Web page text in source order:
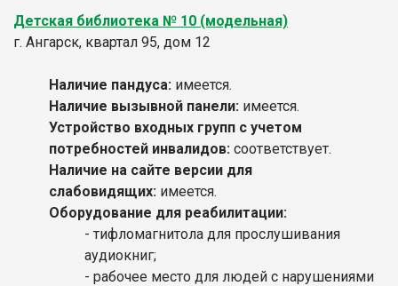
Детская библиотека № 10 (модельная)
г. Ангарск, квартал 95, дом 12
Наличие пандуса: имеется.
Наличие вызывной панели: имеется.
Устройство входных групп с учетом
потребностей инвалидов: соответствует.
Наличие на сайте версии для
слабовидящих: имеется.
Оборудование для реабилитации:
- тифломагнитола для прослушивания
аудиокниг;
- рабочее место для людей с нарушениями